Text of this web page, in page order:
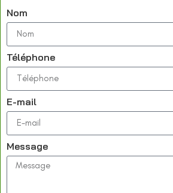
Nom
Téléphone
E-mail
Message